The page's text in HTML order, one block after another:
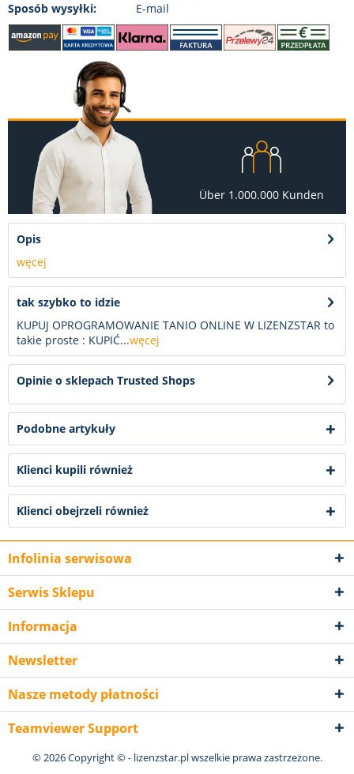
Sposób wysyłki:
E-mail
Über 1.000.000 Kunden
Opis
węcej
tak szybko to idzie
KUPUJ OPROGRAMOWANIE TANIO ONLINE W LIZENZSTAR to
takie proste : KUPIĆ...węcej
Opinie o sklepach Trusted Shops
Podobne artykuły
Klienci kupili również
Klienci obejrzeli również
Infolinia serwisowa
Serwis Sklepu
Informacja
Newsletter
Nasze metody płatności
Teamviewer Support
© 2026 Copyright © - lizenzstar.pl wszelkie prawa zastrzeżone.